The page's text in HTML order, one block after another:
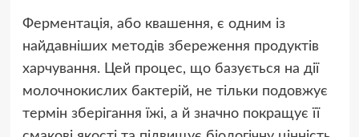
Ферментація, або квашення, є одним із
найдавніших методів збереження продуктів
харчування. Цей процес, що базується на дії
молочнокислих бактерій, не тільки подовжує
термін зберігання їжі, а й значно покращує її